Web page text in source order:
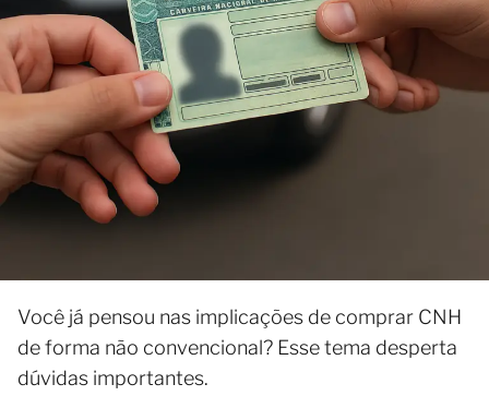
Você já pensou nas implicações de comprar CNH
de forma não convencional? Esse tema desperta
dúvidas importantes.